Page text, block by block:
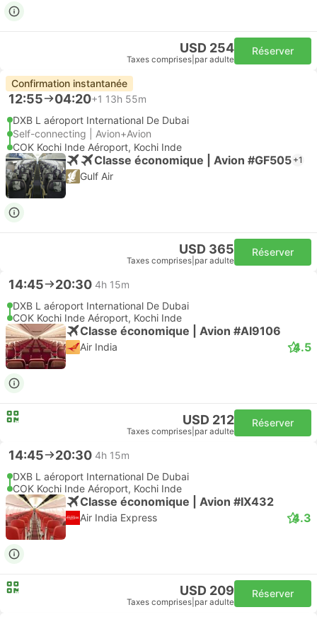
USD 254
Taxes comprises par adulte
Réserver
Confirmation instantanée
12:55 04:20+1 13h 55m
DXB L aéroport International De Dubai
Self-connecting | Avion+Avion
COK Kochi Inde Aéroport, Kochi Inde
Classe économique | Avion #GF505 +1
Gulf Air
USD 365
Taxes comprises par adulte
Réserver
14:45 20:30 4h 15m
DXB L aéroport International De Dubai
COK Kochi Inde Aéroport, Kochi Inde
Classe économique | Avion #AI9106
Air India 4.5
USD 212
Taxes comprises par adulte
Réserver
14:45 20:30 4h 15m
DXB L aéroport International De Dubai
COK Kochi Inde Aéroport, Kochi Inde
Classe économique | Avion #IX432
Air India Express 4.3
USD 209
Taxes comprises par adulte
Réserver